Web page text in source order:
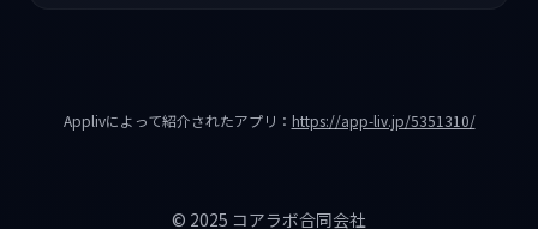
Applivによって紹介されたアプリ： https://app-liv.jp/5351310/
© 2025 コアラボ合同会社